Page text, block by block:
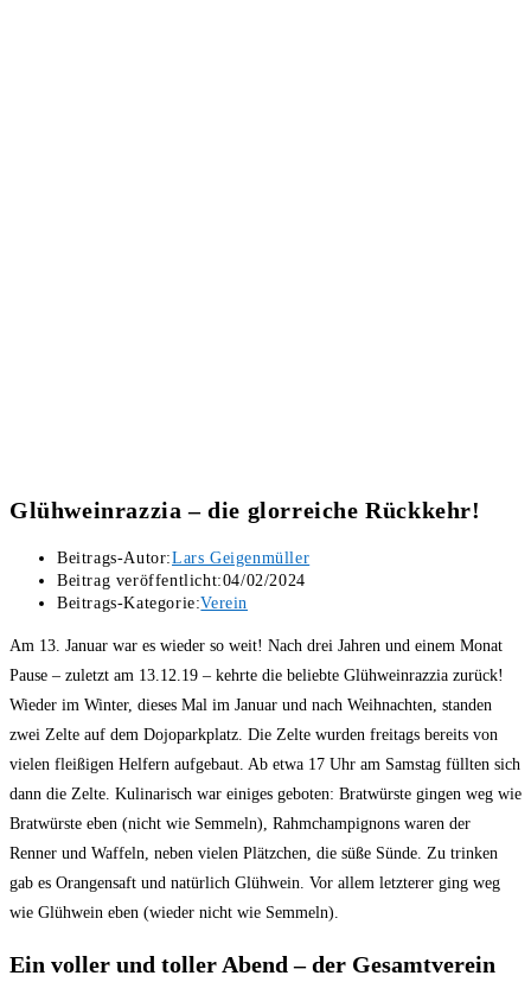
Glühweinrazzia – die glorreiche Rückkehr!
Beitrags-Autor:Lars Geigenmüller
Beitrag veröffentlicht:04/02/2024
Beitrags-Kategorie:Verein
Am 13. Januar war es wieder so weit! Nach drei Jahren und einem Monat
Pause – zuletzt am 13.12.19 – kehrte die beliebte Glühweinrazzia zurück!
Wieder im Winter, dieses Mal im Januar und nach Weihnachten, standen
zwei Zelte auf dem Dojoparkplatz. Die Zelte wurden freitags bereits von
vielen fleißigen Helfern aufgebaut. Ab etwa 17 Uhr am Samstag füllten sich
dann die Zelte. Kulinarisch war einiges geboten: Bratwürste gingen weg wie
Bratwürste eben (nicht wie Semmeln), Rahmchampignons waren der
Renner und Waffeln, neben vielen Plätzchen, die süße Sünde. Zu trinken
gab es Orangensaft und natürlich Glühwein. Vor allem letzterer ging weg
wie Glühwein eben (wieder nicht wie Semmeln).
Ein voller und toller Abend – der Gesamtverein